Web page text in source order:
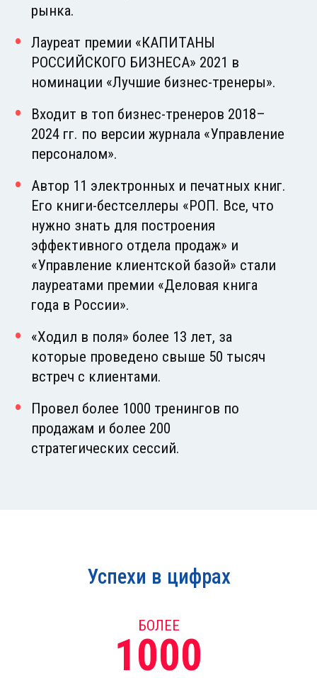
рынка.
Лауреат премии «КАПИТАНЫ
РОССИЙСКОГО БИЗНЕСА» 2021 в
номинации «Лучшие бизнес-тренеры».
Входит в топ бизнес-тренеров 2018–
2024 гг. по версии журнала «Управление
персоналом».
Автор 11 электронных и печатных книг.
Его книги-бестселлеры «РОП. Все, что
нужно знать для построения
эффективного отдела продаж» и
«Управление клиентской базой» стали
лауреатами премии «Деловая книга
года в России».
«Ходил в поля» более 13 лет, за
которые проведено свыше 50 тысяч
встреч с клиентами.
Провел более 1000 тренингов по
продажам и более 200
стратегических сессий.
Успехи в цифрах
БОЛЕЕ
1000